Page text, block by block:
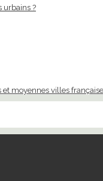
urbains ?
moyennes villes